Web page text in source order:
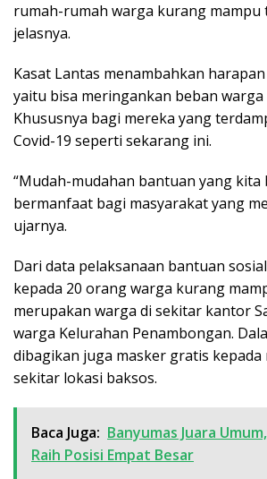
rumah-rumah warga kurang mampu
jelasnya.
Kasat Lantas menambahkan
yaitu bisa meringankan beban
Khususnya bagi mereka yang
Covid-19 seperti sekarang ini.
“Mudah-mudahan bantuan yang kita
bermanfaat bagi masyarakat yang
ujarnya.
Dari data pelaksanaan bantuan
kepada 20 orang warga kurang
merupakan warga di sekitar kantor
warga Kelurahan Penambongan.
dibagikan juga masker gratis kepada
sekitar lokasi baksos.
Baca Juga: Banyumas Juara
Raih Posisi Empat Besar